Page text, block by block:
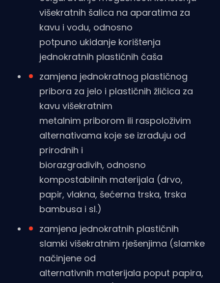
višekratnih šalica na aparatima za
kavu i vodu, odnosno
potpuno ukidanje korištenja
jednokratnih plastičnih čaša
zamjena jednokratnog plastičnog
pribora za jelo i plastičnih žličica za
kavu višekratnim
metalnim priborom ili raspoloživim
alternativama koje se izrađuju od
prirodnih i
biorazgradivih, odnosno
kompostabilnih materijala (drvo,
papir, vlakna, šećerna trska, trska
bambusa i sl.)
zamjena jednokratnih plastičnih
slamki višekratnim rješenjima (slamke
načinjene od
alternativnih materijala poput papira,